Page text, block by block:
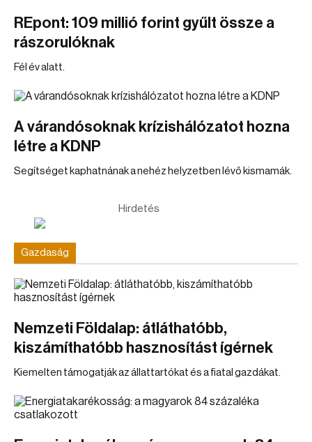
REpont: 109 millió forint gyűlt össze a
rászorulóknak
Fél év alatt.
A várandósoknak krízishálózatot hozna
létre a KDNP
Segítséget kaphatnának a nehéz helyzetben lévő kismamák.
Hirdetés
Gazdaság
Nemzeti Földalap: átláthatóbb,
kiszámíthatóbb hasznosítást ígérnek
Kiemelten támogatják az állattartókat és a fiatal gazdákat.